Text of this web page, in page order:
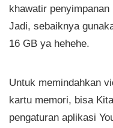
khawatir
Jadi, sebaiknya
16 GB ya hehehe.
Untuk memindahkan
kartu memori, bisa
pengaturan aplikasi